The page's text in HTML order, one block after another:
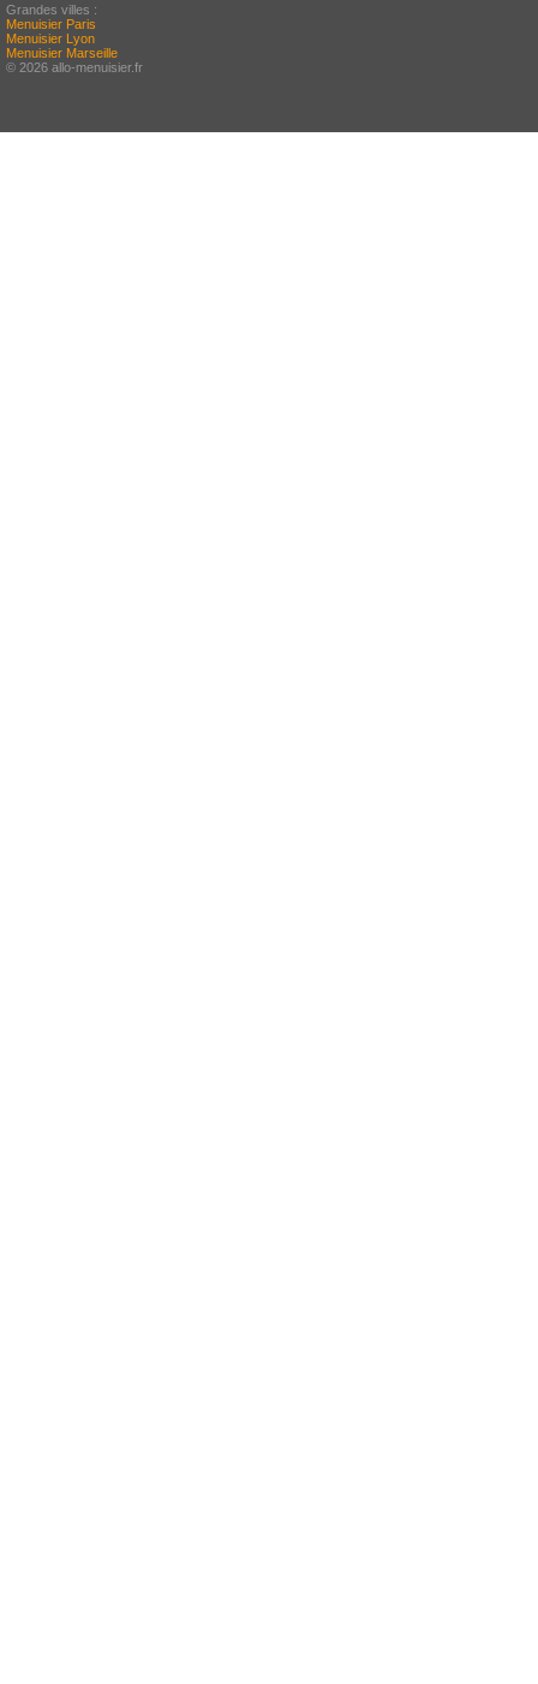
Grandes villes :
Menuisier Paris
Menuisier Lyon
Menuisier Marseille
© 2026 allo-menuisier.fr